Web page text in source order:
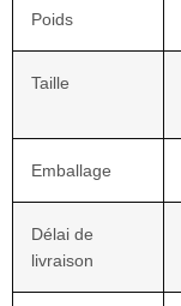
Poids
Taille
Emballage
Délai de
livraison